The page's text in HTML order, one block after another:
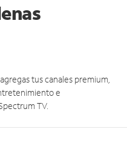
tus canales premium,
e
TV.